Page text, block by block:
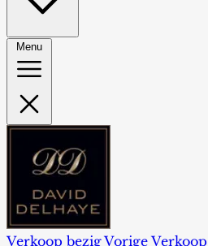
Menu
Verkoop bezigVorige Verkoop